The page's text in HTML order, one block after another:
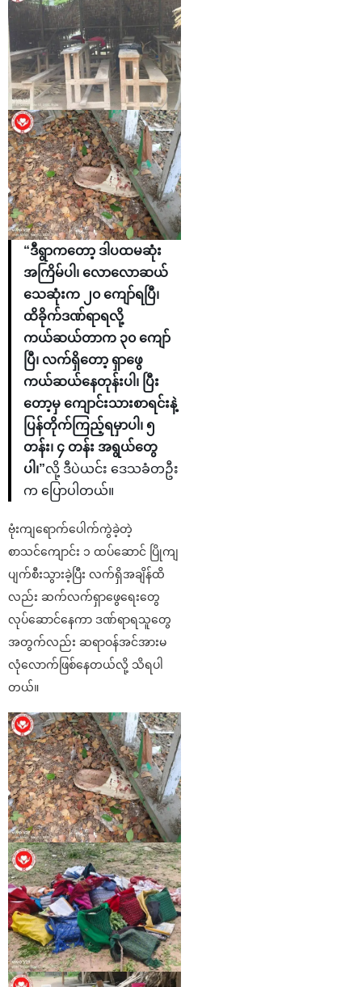
“ဒီရွာကတော့ ဒါပထမဆုံး
အကြိမ်ပါ၊ လောလောဆယ်
သေဆုံးက ၂၀ ကျော်ရပြီ၊
ထိခိုက်ဒဏ်ရာရလို့
ကယ်ဆယ်တာက ၃၀ ကျော်
ပြီ၊ လက်ရှိတော့ ရှာဖွေ
ကယ်ဆယ်နေတုန်းပါ၊ ပြီး
တော့မှ ကျောင်းသားစာရင်းနဲ့
ပြန်တိုက်ကြည့်ရမှာပါ၊ ၅
တန်း၊ ၄ တန်း အရွယ်တွေ
ပါ၊”လို့ ဒီပဲယင်း ဒေသခံတဦး
က ပြောပါတယ်။
ဗုံးကျရောက်ပေါက်ကွဲခဲ့တဲ့
စာသင်ကျောင်း ၁ ထပ်ဆောင် ပြိုကျ
ပျက်စီးသွားခဲ့ပြီး လက်ရှိအချိန်ထိ
လည်း ဆက်လက်ရှာဖွေရေးတွေ
လုပ်ဆောင်နေကာ ဒဏ်ရာရသူတွေ
အတွက်လည်း ဆရာဝန်အင်အားမ
လုံလောက်ဖြစ်နေတယ်လို့ သိရပါ
တယ်။